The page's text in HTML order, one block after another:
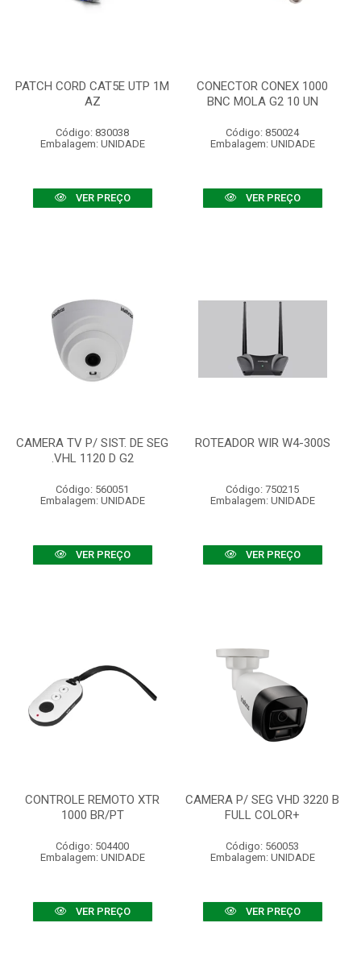
PATCH CORD CAT5E UTP 1M
AZ
Código: 830038
Embalagem: UNIDADE
VER PREÇO
CONECTOR CONEX 1000
BNC MOLA G2 10 UN
Código: 850024
Embalagem: UNIDADE
VER PREÇO
CAMERA TV P/ SIST. DE SEG
.VHL 1120 D G2
Código: 560051
Embalagem: UNIDADE
VER PREÇO
ROTEADOR WIR W4-300S
Código: 750215
Embalagem: UNIDADE
VER PREÇO
CONTROLE REMOTO XTR
1000 BR/PT
Código: 504400
Embalagem: UNIDADE
VER PREÇO
CAMERA P/ SEG VHD 3220 B
FULL COLOR+
Código: 560053
Embalagem: UNIDADE
VER PREÇO